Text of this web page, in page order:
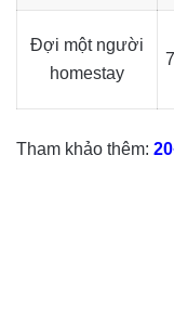
Đợi một người
homestay
Tham khảo thêm: